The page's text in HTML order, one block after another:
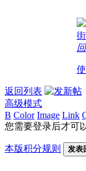
返回列表
高级模式
B Color Image Link
您需要登录后才可
本版积分规则 发表